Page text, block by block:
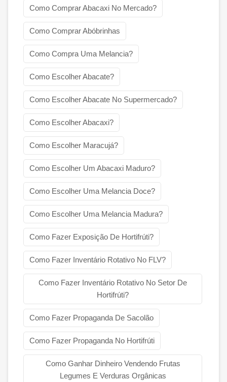
Como Comprar Abacaxi No Mercado?
Como Comprar Abóbrinhas
Como Compra Uma Melancia?
Como Escolher Abacate?
Como Escolher Abacate No Supermercado?
Como Escolher Abacaxi?
Como Escolher Maracujá?
Como Escolher Um Abacaxi Maduro?
Como Escolher Uma Melancia Doce?
Como Escolher Uma Melancia Madura?
Como Fazer Exposição De Hortifrúti?
Como Fazer Inventário Rotativo No FLV?
Como Fazer Inventário Rotativo No Setor De
Hortifrúti?
Como Fazer Propaganda De Sacolão
Como Fazer Propaganda No Hortifrúti
Como Ganhar Dinheiro Vendendo Frutas
Legumes E Verduras Orgânicas